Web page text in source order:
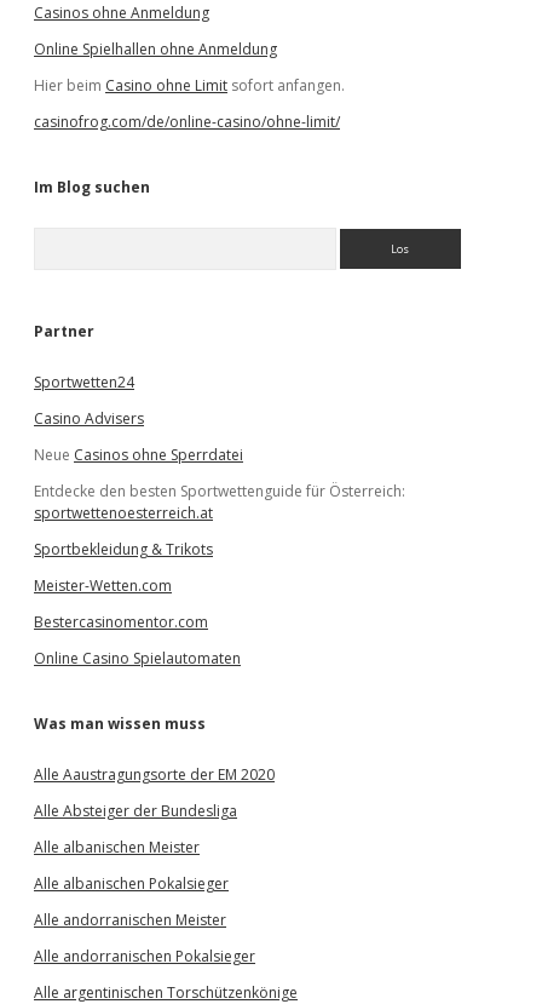
Casinos ohne Anmeldung
Online Spielhallen ohne Anmeldung
Hier beim Casino ohne Limit sofort anfangen.
casinofrog.com/de/online-casino/ohne-limit/
Im Blog suchen
e
Partner
Sportwetten24
Casino Advisers
Neue Casinos ohne Sperrdatei
Entdecke den besten Sportwettenguide für Österreich:
sportwettenoesterreich.at
Sportbekleidung & Trikots
Meister-Wetten.com
Bestercasinomentor.com
Online Casino Spielautomaten
Was man wissen muss
Alle Aaustragungsorte der EM 2020
Alle Absteiger der Bundesliga
Alle albanischen Meister
Alle albanischen Pokalsieger
Alle andorranischen Meister
Alle andorranischen Pokalsieger
Alle argentinischen Torschützenkönige